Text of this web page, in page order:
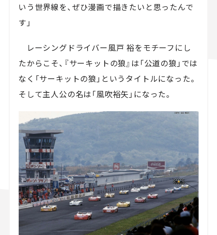
いう世界線を、ぜひ漫画で描きたいと思ったんで
す」
レーシングドライバー風戸 裕をモチーフにし
たからこそ、『サーキットの狼』は「公道の狼」では
なく「サーキットの狼」というタイトルになった。
そして主人公の名は「風吹裕矢」になった。